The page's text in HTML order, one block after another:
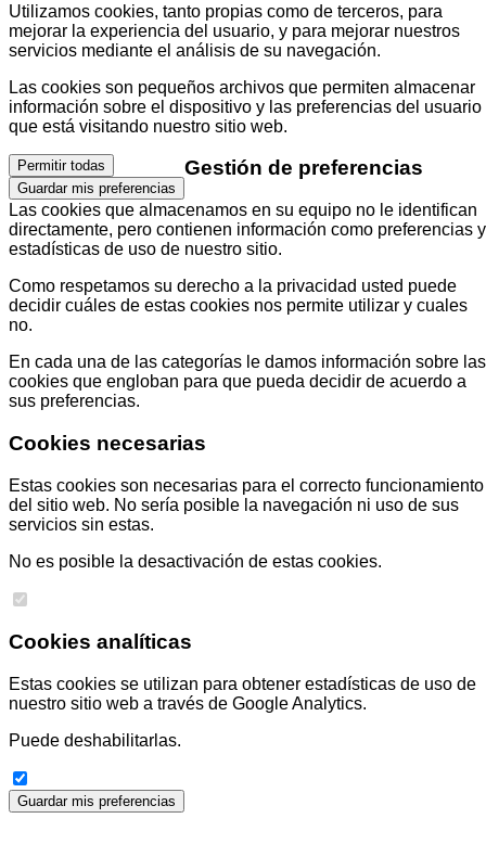
Utilizamos cookies, tanto propias como de terceros, para
mejorar la experiencia del usuario, y para mejorar nuestros
servicios mediante el análisis de su navegación.
Las cookies son pequeños archivos que permiten almacenar
información sobre el dispositivo y las preferencias del usuario
que está visitando nuestro sitio web.
Permitir todas
Guardar mis preferencias
Gestión de preferencias
Las cookies que almacenamos en su equipo no le identifican
directamente, pero contienen información como preferencias y
estadísticas de uso de nuestro sitio.
Como respetamos su derecho a la privacidad usted puede
decidir cuáles de estas cookies nos permite utilizar y cuales
no.
En cada una de las categorías le damos información sobre las
cookies que engloban para que pueda decidir de acuerdo a
sus preferencias.
Cookies necesarias
Estas cookies son necesarias para el correcto funcionamiento
del sitio web. No sería posible la navegación ni uso de sus
servicios sin estas.
No es posible la desactivación de estas cookies.
Cookies analíticas
Estas cookies se utilizan para obtener estadísticas de uso de
nuestro sitio web a través de Google Analytics.
Puede deshabilitarlas.
Guardar mis preferencias